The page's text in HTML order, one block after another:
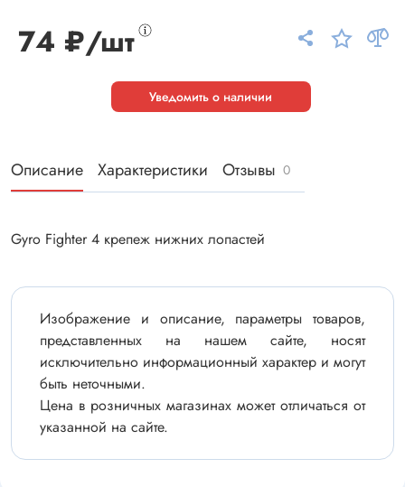
74 ₽/шт
Уведомить о наличии
Описание Характеристики Отзывы 0
Gyro Fighter 4 крепеж нижних лопастей
Изображение и описание, параметры товаров,
представленных на нашем сайте, носят
исключительно информационный характер и могут
быть неточными.
Цена в розничных магазинах может отличаться от
указанной на сайте.